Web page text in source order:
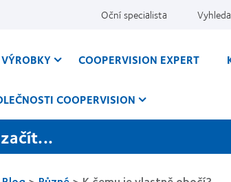
Oční specialista
COOPERVISION EXPERT
COOPERVISION